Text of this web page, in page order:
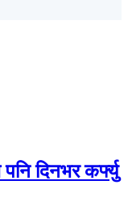
दिनभर कर्फ्यु